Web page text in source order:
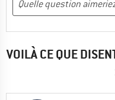
VOILÀ CE QUE